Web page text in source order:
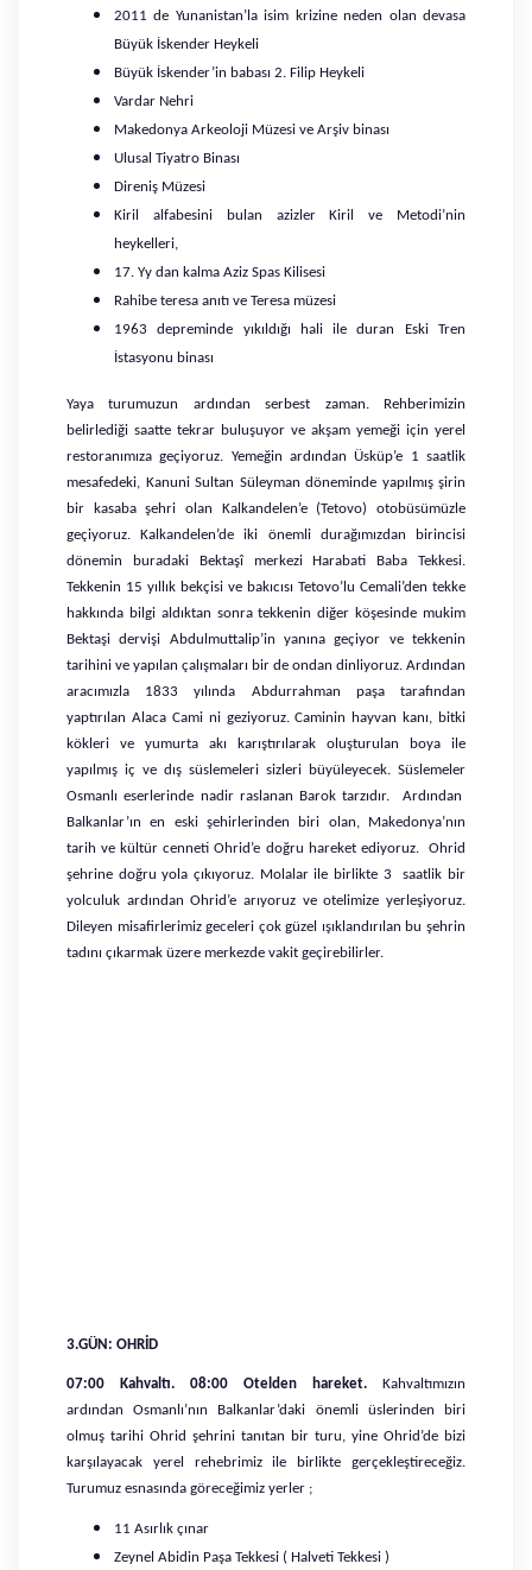
2011 de Yunanistan’la isim krizine neden olan devasa
Büyük İskender Heykeli
Büyük İskender’in babası 2. Filip Heykeli
Vardar Nehri
Makedonya Arkeoloji Müzesi ve Arşiv binası
Ulusal Tiyatro Binası
Direniş Müzesi
Kiril alfabesini bulan azizler Kiril ve Metodi’nin
heykelleri,
17. Yy dan kalma Aziz Spas Kilisesi
Rahibe teresa anıtı ve Teresa müzesi
1963 depreminde yıkıldığı hali ile duran Eski Tren
İstasyonu binası
Yaya turumuzun ardından serbest zaman. Rehberimizin
belirlediği saatte tekrar buluşuyor ve akşam yemeği için yerel
restoranımıza geçiyoruz. Yemeğin ardından Üsküp’e 1 saatlik
mesafedeki, Kanuni Sultan Süleyman döneminde yapılmış şirin
bir kasaba şehri olan Kalkandelen’e (Tetovo) otobüsümüzle
geçiyoruz. Kalkandelen’de iki önemli durağımızdan birincisi
dönemin buradaki Bektaşî merkezi Harabati Baba Tekkesi.
Tekkenin 15 yıllık bekçisi ve bakıcısı Tetovo’lu Cemali’den tekke
hakkında bilgi aldıktan sonra tekkenin diğer köşesinde mukim
Bektaşi dervişi Abdulmuttalip’in yanına geçiyor ve tekkenin
tarihini ve yapılan çalışmaları bir de ondan dinliyoruz. Ardından
aracımızla 1833 yılında Abdurrahman paşa tarafından
yaptırılan Alaca Cami ni geziyoruz. Caminin hayvan kanı, bitki
kökleri ve yumurta akı karıştırılarak oluşturulan boya ile
yapılmış iç ve dış süslemeleri sizleri büyüleyecek. Süslemeler
Osmanlı eserlerinde nadir raslanan Barok tarzıdır. Ardından
Balkanlar’ın en eski şehirlerinden biri olan, Makedonya’nın
tarih ve kültür cenneti Ohrid’e doğru hareket ediyoruz. Ohrid
şehrine doğru yola çıkıyoruz. Molalar ile birlikte 3 saatlik bir
yolculuk ardından Ohrid’e arıyoruz ve otelimize yerleşiyoruz.
Dileyen misafirlerimiz geceleri çok güzel ışıklandırılan bu şehrin
tadını çıkarmak üzere merkezde vakit geçirebilirler.
3.GÜN: OHRİD
07:00 Kahvaltı. 08:00 Otelden hareket. Kahvaltımızın
ardından Osmanlı’nın Balkanlar’daki önemli üslerinden biri
olmuş tarihi Ohrid şehrini tanıtan bir turu, yine Ohrid’de bizi
karşılayacak yerel rehebrimiz ile birlikte gerçekleştireceğiz.
Turumuz esnasında göreceğimiz yerler ;
11 Asırlık çınar
Zeynel Abidin Paşa Tekkesi ( Halveti Tekkesi )